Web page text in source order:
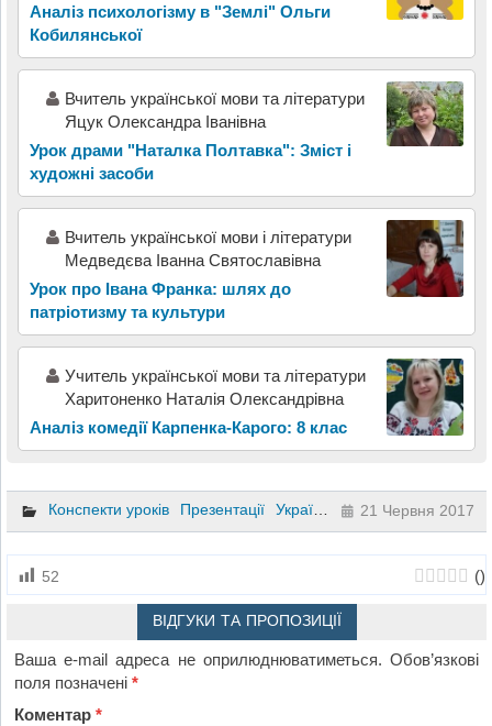
Аналіз психологізму в "Землі" Ольги
Кобилянської
Вчитель української мови та літератури
Яцук Олександра Іванівна
Урок драми "Наталка Полтавка": Зміст і
художні засоби
Вчитель української мови і літератури
Медведєва Іванна Святославівна
Урок про Івана Франка: шлях до
патріотизму та культури
Учитель української мови та літератури
Харитоненко Наталія Олександрівна
Аналіз комедії Карпенка-Карого: 8 клас
Конспекти уроків Презентації Українська література 6 клас
21 Червня 2017
52 ()
ВІДГУКИ ТА ПРОПОЗИЦІЇ
Ваша e-mail адреса не оприлюднюватиметься. Обов’язкові
поля позначені*
Коментар*